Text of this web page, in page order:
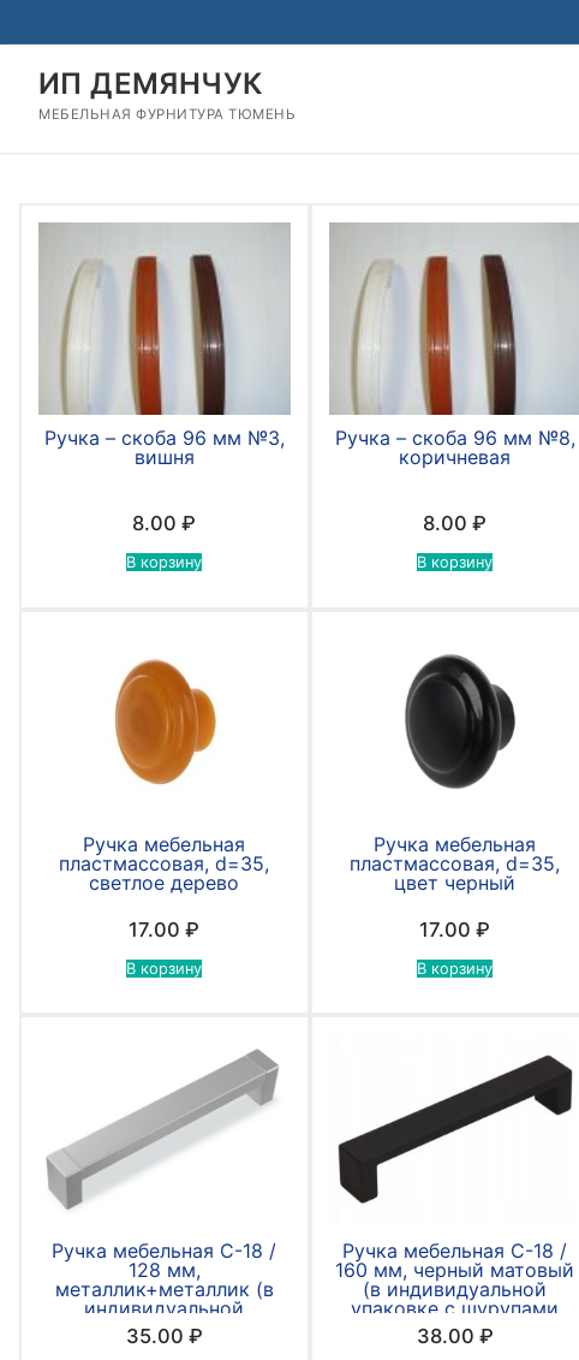
к
содержимому
ИП ДЕМЯНЧУК
МЕБЕЛЬНАЯ ФУРНИТУРА ТЮМЕНЬ
Ручка – скоба 96 мм №3,
вишня
8.00₽
В корзину
Ручка – скоба 96 мм №8,
коричневая
8.00₽
В корзину
Ручка мебельная
пластмассовая, d=35,
светлое дерево
17.00₽
В корзину
Ручка мебельная
пластмассовая, d=35,
цвет черный
17.00₽
В корзину
Ручка мебельная С-18 /
128 мм,
металлик+металлик (в
индивидуальной
упаковке с шурупами
4*30мм)
35.00 ₽
Ручка мебельная С-18 /
160 мм, черный матовый
(в индивидуальной
упаковке с шурупами
4*30мм)
38.00 ₽